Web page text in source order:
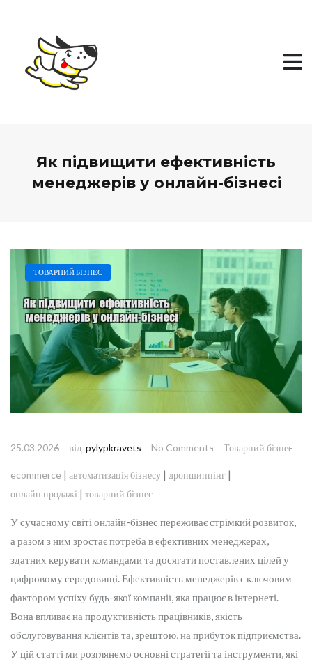
Як підвищити ефективність
менеджерів у онлайн-бізнесі
ТОВАРНИЙ БІЗНЕС
25.03.2026 від pylypkravets No Comments Товарний бізнес
ecommerce | автоматизація бізнесу | дропшиппінг |
онлайн продажі | товарний бізнес
У сучасному світі онлайн-бізнес переживає стрімкий розвиток,
а разом з ним зростає потреба в ефективних менеджерах,
здатних керувати командами та досягати поставлених цілей у
цифровому середовищі. Ефективність менеджерів є ключовим
фактором успіху будь-якої компанії, яка працює в інтернеті.
Вона впливає на продуктивність працівників, якість
обслуговування клієнтів та, зрештою, на прибуток підприємства.
У цій статті ми розглянемо основні стратегії та інструменти, які